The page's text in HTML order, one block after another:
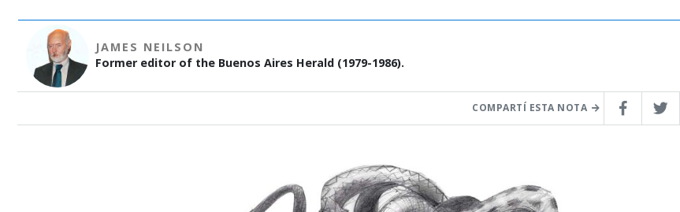
JAMES NEILSON
Former editor of the Buenos Aires Herald (1979-1986).
COMPARTÍ ESTA NOTA